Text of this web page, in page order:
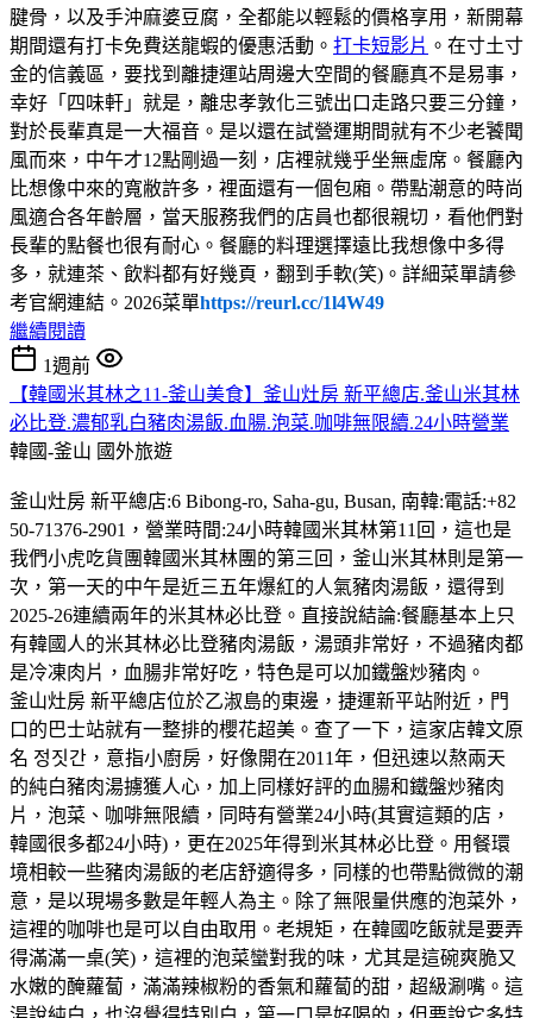
腱骨，以及手沖麻婆豆腐，全都能以輕鬆的價格享用，新開幕
期間還有打卡免費送龍蝦的優惠活動。 打卡短影片 。在寸土寸
金的信義區，要找到離捷運站周邊大空間的餐廳真不是易事，
幸好「四味軒」就是，離忠孝敦化三號出口走路只要三分鐘，
對於長輩真是一大福音。是以還在試營運期間就有不少老饕聞
風而來，中午才12點剛過一刻，店裡就幾乎坐無虛席。餐廳內
比想像中來的寬敝許多，裡面還有一個包廂。帶點潮意的時尚
風適合各年齡層，當天服務我們的店員也都很親切，看他們對
長輩的點餐也很有耐心。餐廳的料理選擇遠比我想像中多得
多，就連茶、飲料都有好幾頁，翻到手軟(笑)。詳細菜單請參
考官網連結。2026菜單https://reurl.cc/1l4W49
繼續閱讀
1週前
【韓國米其林之11-釜山美食】釜山灶房 新平總店.釜山米其林
必比登.濃郁乳白豬肉湯飯.血腸.泡菜.咖啡無限續.24小時營業
韓國-釜山 國外旅遊
釜山灶房 新平總店:6 Bibong-ro, Saha-gu, Busan, 南韓:電話:+82
50-71376-2901，營業時間:24小時韓國米其林第11回，這也是
我們小虎吃貨團韓國米其林團的第三回，釜山米其林則是第一
次，第一天的中午是近三五年爆紅的人氣豬肉湯飯，還得到
2025-26連續兩年的米其林必比登。直接說結論:餐廳基本上只
有韓國人的米其林必比登豬肉湯飯，湯頭非常好，不過豬肉都
是冷凍肉片，血腸非常好吃，特色是可以加鐵盤炒豬肉。
釜山灶房 新平總店位於乙淑島的東邊，捷運新平站附近，門
口的巴士站就有一整排的櫻花超美。查了一下，這家店韓文原
名 정짓간，意指小廚房，好像開在2011年，但迅速以熬兩天
的純白豬肉湯擄獲人心，加上同樣好評的血腸和鐵盤炒豬肉
片，泡菜、咖啡無限續，同時有營業24小時(其實這類的店，
韓國很多都24小時)，更在2025年得到米其林必比登。用餐環
境相較一些豬肉湯飯的老店舒適得多，同樣的也帶點微微的潮
意，是以現場多數是年輕人為主。除了無限量供應的泡菜外，
這裡的咖啡也是可以自由取用。老規矩，在韓國吃飯就是要弄
得滿滿一桌(笑)，這裡的泡菜蠻對我的味，尤其是這碗爽脆又
水嫩的醃蘿蔔，滿滿辣椒粉的香氣和蘿蔔的甜，超級涮嘴。這